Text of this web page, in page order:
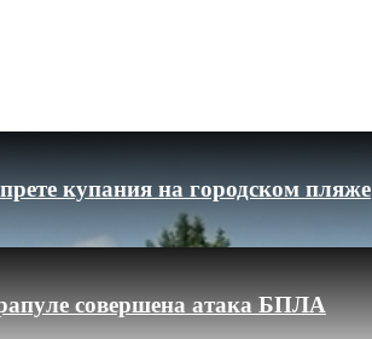
купания на городском пляже
совершена атака БПЛА